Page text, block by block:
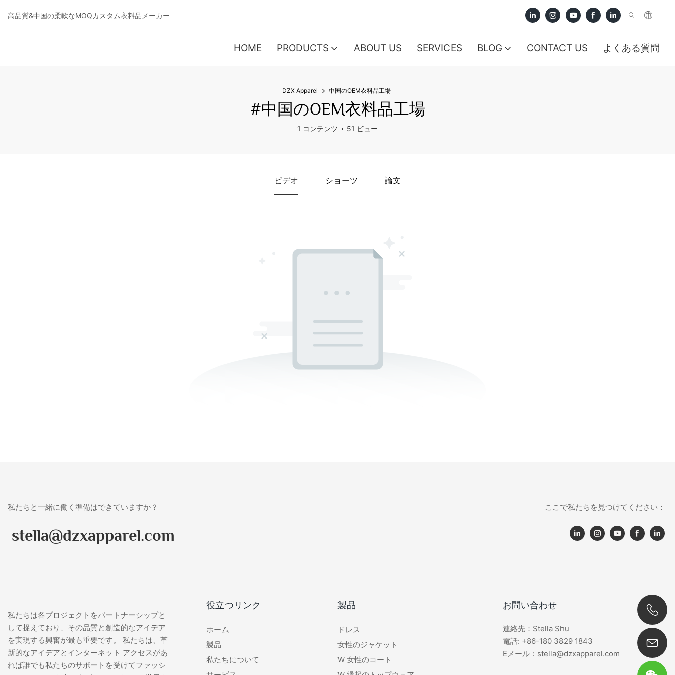
高品質&中国の柔軟なMOQカスタム衣料品メーカー
HOME PRODUCTS ABOUT US SERVICES BLOG CONTACT US よくある質問
DZX Apparel 中国のOEM衣料品工場
#中国のOEM衣料品工場
1 コンテンツ 51 ビュー
ビデオ ショーツ 論文
私たちと一緒に働く準備はできていますか？
stella@dzxapparel.com
ここで私たちを見つけてください：
私たちは各プロジェクトをパートナーシップと
して捉えており、その品質と創造的なアイデア
を実現する興奮が最も重要です。 私たちは、革
新的なアイデアとインターネット アクセスがあ
れば誰でも私たちのサポートを受けてファッシ
役立つリンク
ホーム
製品
私たちについて
製品
ドレス
女性のジャケット
W 女性のコート
お問い合わせ
連絡先：Stella Shu
電話: +86-180 3829 1843
Eメール：stella@dzxapparel.com